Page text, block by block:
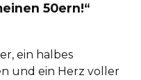
50ern!“
ein halbes
und ein Herz voller